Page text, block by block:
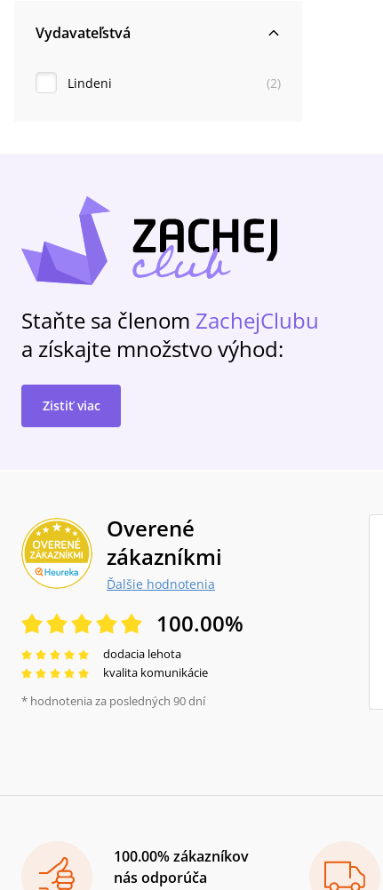
Vydavateľstvá
Lindeni (2)
Staňte sa členom ZachejClubu
a získajte množstvo výhod:
Zistiť viac
Overené
zákazníkmi
Ďalšie hodnotenia
100.00%
dodacia lehota
kvalita komunikácie
* hodnotenia za posledných 90 dní
100.00% zákazníkov
nás odporúča